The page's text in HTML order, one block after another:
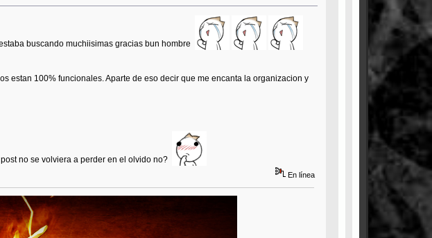
buscando muchiisimas gracias bun hombre
estan 100% funcionales. Aparte de eso decir que me encanta la organizacion y
no se volviera a perder en el olvido no?
En línea